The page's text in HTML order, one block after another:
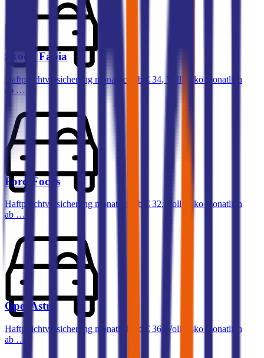
Skoda Fabia
Haftpflichtversicherung monatlich ab € 34, Vollkasko monatlich
ab …
Ford Focus
Haftpflichtversicherung monatlich ab € 32,
Vollkasko monatlich
ab …
Opel Astra
Haftpflichtversicherung monatlich ab € 36
Vollkasko monatlich
ab …